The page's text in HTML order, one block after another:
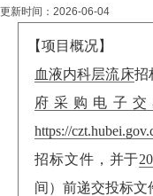
更新时间：2026-06-04
【项目概况】
血液内科层流床招
府采购电子
https://
招标文件，并于
间）前递交投标文